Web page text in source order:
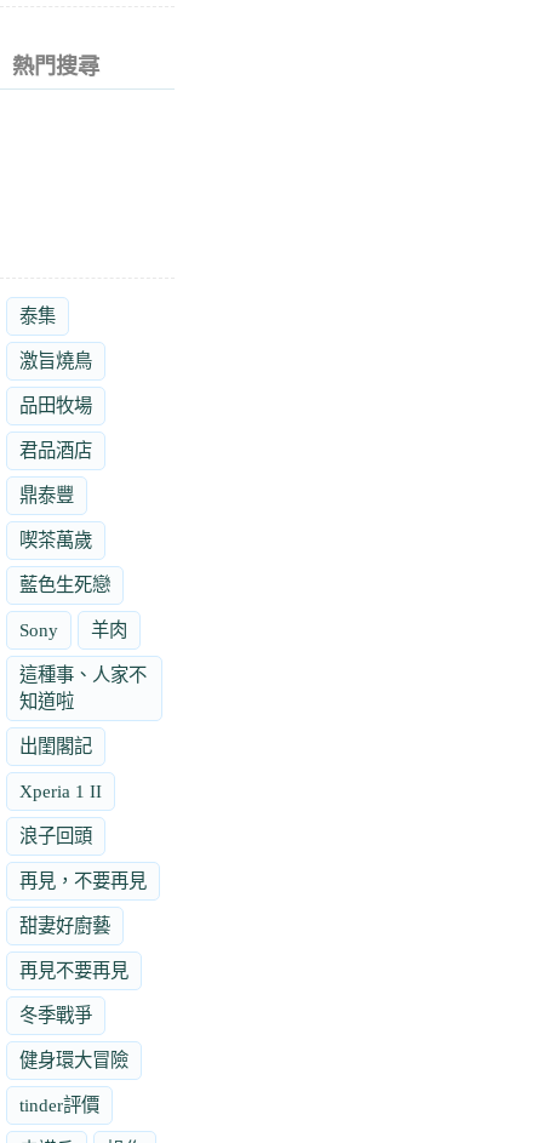
熱門搜尋
泰集
激旨燒鳥
品田牧場
君品酒店
鼎泰豐
喫茶萬歲
藍色生死戀
Sony 羊肉
這種事、人家不
知道啦
出閨閣記
Xperia 1 II
浪子回頭
再見，不要再見
甜妻好廚藝
再見不要再見
冬季戰爭
健身環大冒險
tinder評價